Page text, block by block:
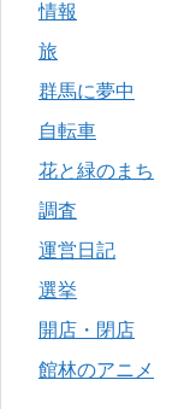
情報
旅
群馬に夢中
自転車
花と緑のまち
調査
運営日記
選挙
開店・閉店
館林のアニメ